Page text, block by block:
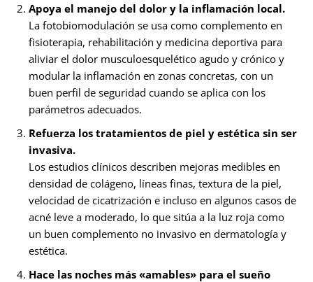
Apoya el manejo del dolor y la inflamación local.
La fotobiomodulación se usa como complemento en
fisioterapia, rehabilitación y medicina deportiva para
aliviar el dolor musculoesquelético agudo y crónico y
modular la inflamación en zonas concretas, con un
buen perfil de seguridad cuando se aplica con los
parámetros adecuados.
Refuerza los tratamientos de piel y estética sin ser
invasiva.
Los estudios clínicos describen mejoras medibles en
densidad de colágeno, líneas finas, textura de la piel,
velocidad de cicatrización e incluso en algunos casos de
acné leve a moderado, lo que sitúa a la luz roja como
un buen complemento no invasivo en dermatología y
estética.
Hace las noches más «amables» para el sueño